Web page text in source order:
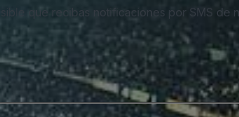
que recibas notificaciones por SMS de